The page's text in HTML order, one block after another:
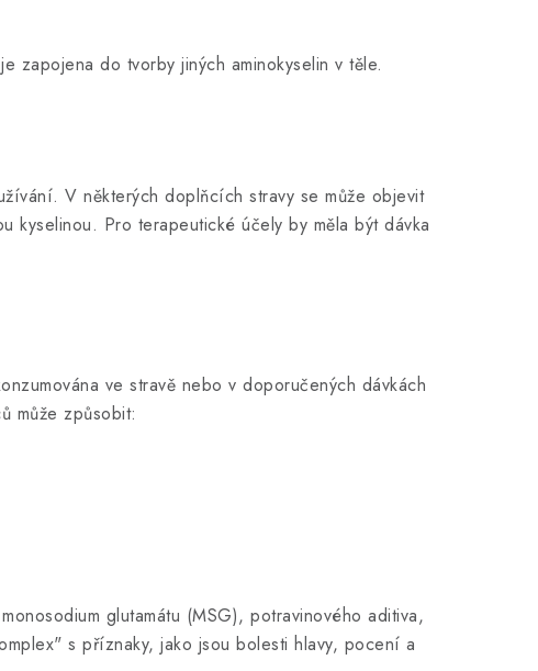
zapojena do tvorby jiných aminokyselin v těle.
V některých doplňcích stravy se může objevit
kyselinou. Pro terapeutické účely by měla být dávka
ve stravě nebo v doporučených dávkách
může způsobit:
glutamátu (MSG), potravinového aditiva,
s příznaky, jako jsou bolesti hlavy, pocení a